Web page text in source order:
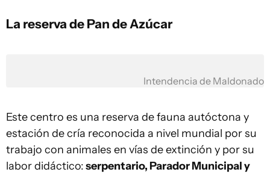
La reserva de Pan de Azúcar
Intendencia de Maldonado
Este centro es una reserva de fauna autóctona y
estación de cría reconocida a nivel mundial por su
trabajo con animales en vías de extinción y por su
labor didáctico:serpentario, Parador Municipal y